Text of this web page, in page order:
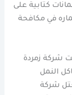
كتابية على
في مكافحة
شركة زمردة
النمل
شركة